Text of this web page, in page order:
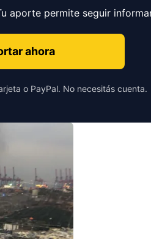
aporte permite seguir
ahora
o PayPal. No necesitás cuenta.